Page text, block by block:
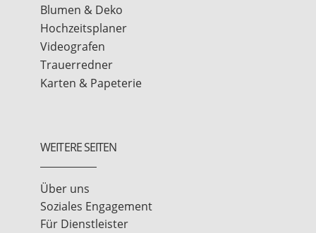
Blumen & Deko
Hochzeitsplaner
Videografen
Trauerredner
Karten & Papeterie
WEITERE SEITEN
Über uns
Soziales Engagement
Für Dienstleister